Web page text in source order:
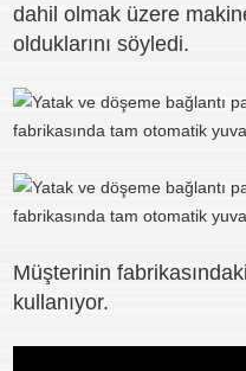
dahil olmak üzere
olduklarını söyledi.
Müşterinin
kullanıyor.